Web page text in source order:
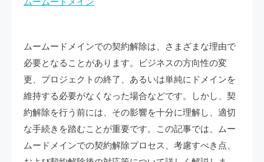
ムームードメインでの契約解除は、さまざまな理由で
必要となることがあります。ビジネスの方向性の変
更、プロジェクトの終了、あるいは単純にドメインを
維持する必要がなくなった場合などです。しかし、契
約解除を行う前には、その影響を十分に理解し、適切
な手続きを踏むことが重要です。この記事では、ムー
ムードメインでの契約解除プロセス、考慮すべき点、